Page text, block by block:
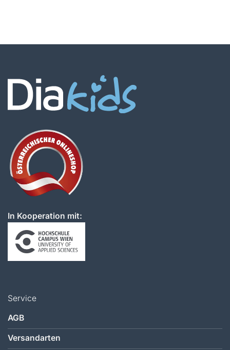
In Kooperation mit:
Service
AGB
Versandarten